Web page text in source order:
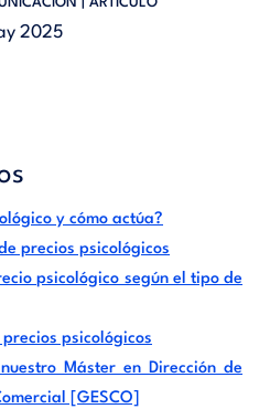
2025
y cómo actúa?
precios psicológicos
psicológico según el tipo de
psicológicos
Máster en Dirección de
[GESCO]